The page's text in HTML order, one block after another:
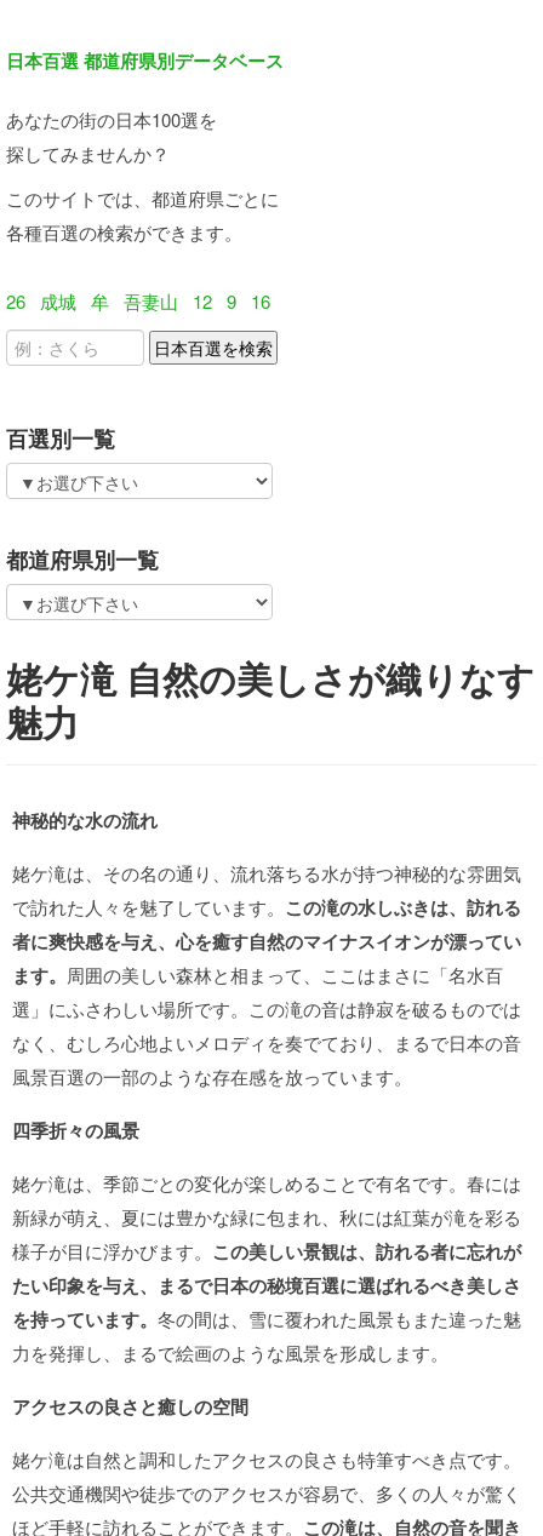
日本百選 都道府県別データベース
あなたの街の日本100選を
探してみませんか？
このサイトでは、都道府県ごとに
各種百選の検索ができます。
26 成城 牟 吾妻山 12 9 16
百選別一覧
都道府県別一覧
姥ケ滝 自然の美しさが織りなす
魅力
神秘的な水の流れ
姥ケ滝は、その名の通り、流れ落ちる水が持つ神秘的な雰囲気
で訪れた人々を魅了しています。 この滝の水しぶきは、訪れる
者に爽快感を与え、心を癒す自然のマイナスイオンが漂ってい
ます。 周囲の美しい森林と相まって、ここはまさに「名水百
選」にふさわしい場所です。この滝の音は静寂を破るものでは
なく、むしろ心地よいメロディを奏でており、まるで日本の音
風景百選の一部のような存在感を放っています。
四季折々の風景
姥ケ滝は、季節ごとの変化が楽しめることで有名です。春には
新緑が萌え、夏には豊かな緑に包まれ、秋には紅葉が滝を彩る
様子が目に浮かびます。 この美しい景観は、訪れる者に忘れが
たい印象を与え、まるで日本の秘境百選に選ばれるべき美しさ
を持っています。 冬の間は、雪に覆われた風景もまた違った魅
力を発揮し、まるで絵画のような風景を形成します。
アクセスの良さと癒しの空間
姥ケ滝は自然と調和したアクセスの良さも特筆すべき点です。
公共交通機関や徒歩でのアクセスが容易で、多くの人々が驚く
ほど手軽に訪れることができます。 この滝は、自然の音を聞き